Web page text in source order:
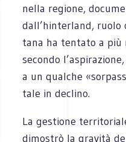
nella regione,
dall’hinterland,
tana ha ten­tato a più
secondo
a un qual­che
tale in declino.
La gestione
dimo­strò la gra­vità